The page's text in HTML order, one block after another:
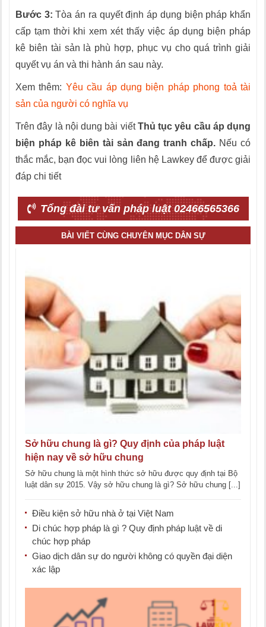
Bước 3: Tòa án ra quyết định áp dụng biện pháp khẩn
cấp tạm thời khi xem xét thấy việc áp dụng biện pháp
kê biên tài sản là phù hợp, phục vụ cho quá trình giải
quyết vụ án và thi hành án sau này.
Xem thêm: Yêu cầu áp dụng biện pháp phong toả tài
sản của người có nghĩa vụ
Trên đây là nội dung bài viếtThủ tục yêu cầu áp dụng
biện pháp kê biên tài sản đang tranh chấp. Nếu có
thắc mắc, bạn đọc vui lòng liên hệ Lawkey để được giải
đáp chi tiết
Tổng đài tư vấn pháp luật 02466565366
BÀI VIẾT CÙNG CHUYÊN MỤC DÂN SỰ
Sở hữu chung là gì? Quy định của pháp luật
hiện nay về sở hữu chung
Sở hữu chung là một hình thức sở hữu được quy định tại Bộ
luật dân sự 2015. Vậy sở hữu chung là gì? Sở hữu chung [...]
Điều kiện sở hữu nhà ở tại Việt Nam
Di chúc hợp pháp là gì ? Quy định pháp luật về di
chúc hợp pháp
Giao dịch dân sự do người không có quyền đại diện
xác lập